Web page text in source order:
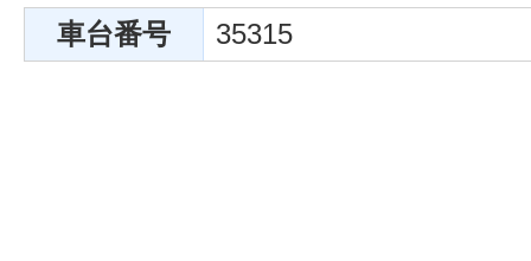
車台番号 35315